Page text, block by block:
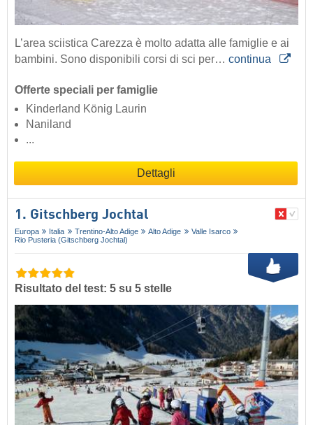
L’area sciistica Carezza è molto adatta alle famiglie e ai
bambini. Sono disponibili corsi di sci per… continua
Offerte speciali per famiglie
Kinderland König Laurin
Naniland
...
Dettagli
1. Gitschberg Jochtal
Europa Italia Trentino-Alto Adige Alto Adige
Valle Isarco
Rio Pusteria (Gitschberg Jochtal)
Risultato del test: 5 su 5 stelle